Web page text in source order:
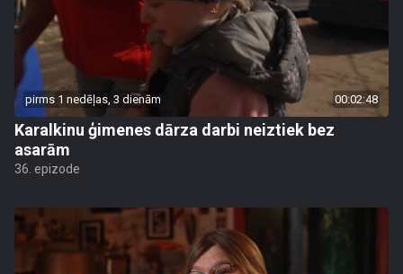
pirms 1 nedēļas, 3 dienām 00:02:48
Karalkinu ģimenes dārza darbi neiztiek bez
asarām
36. epizode